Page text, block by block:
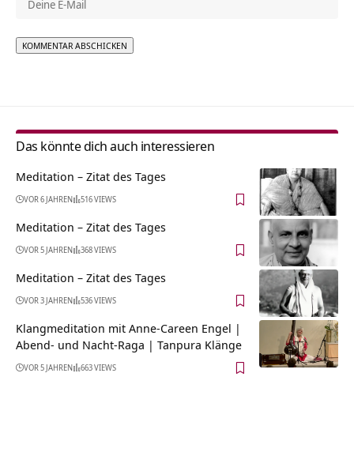
Das könnte dich auch interessieren
Meditation – Zitat des Tages
VOR 6 JAHREN 516 VIEWS
Meditation – Zitat des Tages
VOR 5 JAHREN 368 VIEWS
Meditation – Zitat des Tages
VOR 3 JAHREN 536 VIEWS
Klangmeditation mit Anne-Careen Engel |
Abend- und Nacht-Raga | Tanpura Klänge
VOR 5 JAHREN 663 VIEWS